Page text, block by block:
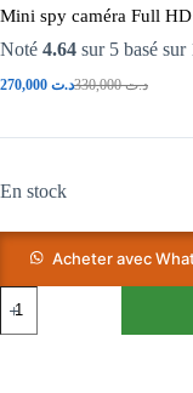
Mini spy caméra Full
Noté 4.64 sur 5 basé sur
د.ت330,000 د.ت
En stock
Acheter avec